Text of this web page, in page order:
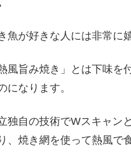
魚が好きな人には非常に
熱風旨み焼き」とは下味
になります。
独自の技術でWスキャン
、焼き網を使って熱風で